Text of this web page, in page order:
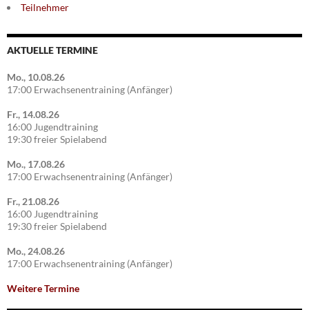
Teilnehmer
AKTUELLE TERMINE
Mo., 10.08.26
17:00 Erwachsenentraining (Anfänger)
Fr., 14.08.26
16:00 Jugendtraining
19:30 freier Spielabend
Mo., 17.08.26
17:00 Erwachsenentraining (Anfänger)
Fr., 21.08.26
16:00 Jugendtraining
19:30 freier Spielabend
Mo., 24.08.26
17:00 Erwachsenentraining (Anfänger)
Weitere Termine